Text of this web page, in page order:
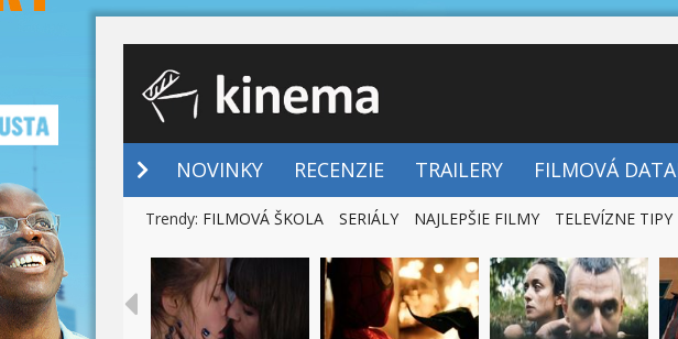
NOVINKY RECENZIE TRAILERY FILMOVÁ
Trendy: FILMOVÁ ŠKOLA SERIÁLY NAJLEPŠIE FILMY TELEVÍZNE TIPY